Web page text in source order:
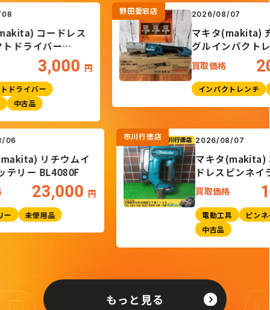
コードレス
ライバー
3,000 円
イバー
古品
野田愛宕店 2026/08/07
マキタ(makita) 充電
グルインパクトレン
TL300DZ
買取価格
インパクトレンチ 未
08/06
タ(makita) リチウムイ
バッテリー BL4080F
格 23,000
テリー 未使用品
市川行徳店 2026/08/07
マキタ
ドレスピン
PT001GZK
買取価格
電動工具
中古品
もっと見る